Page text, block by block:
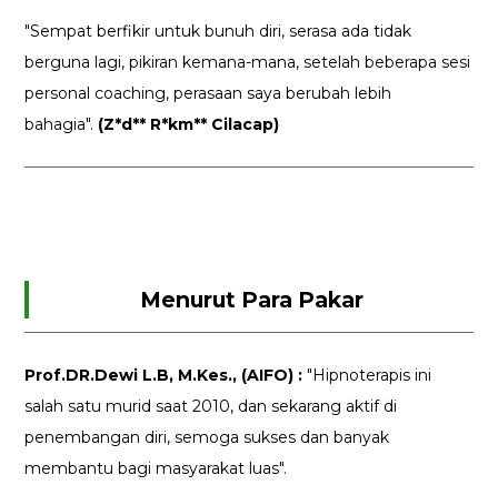
"Sempat berfikir untuk bunuh diri, serasa ada tidak
berguna lagi, pikiran kemana-mana, setelah beberapa sesi
personal coaching, perasaan saya berubah lebih
bahagia". (Z*d** R*km** Cilacap)
Menurut Para Pakar
Prof.DR.Dewi L.B, M.Kes., (AIFO) :"Hipnoterapis ini
salah satu murid saat 2010, dan sekarang aktif di
penembangan diri, semoga sukses dan banyak
membantu bagi masyarakat luas".